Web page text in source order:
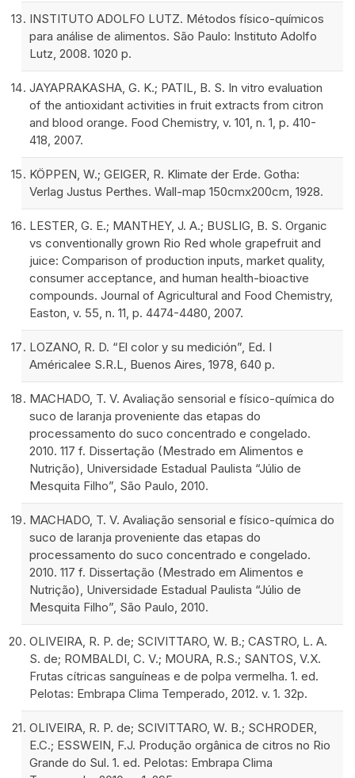
INSTITUTO ADOLFO LUTZ. Métodos físico-químicos
para análise de alimentos. São Paulo: Instituto Adolfo
Lutz, 2008. 1020 p.
JAYAPRAKASHA, G. K.; PATIL, B. S. In vitro evaluation
of the antioxidant activities in fruit extracts from citron
and blood orange. Food Chemistry, v. 101, n. 1, p. 410-
418, 2007.
KÖPPEN, W.; GEIGER, R. Klimate der Erde. Gotha:
Verlag Justus Perthes. Wall-map 150cmx200cm, 1928.
LESTER, G. E.; MANTHEY, J. A.; BUSLIG, B. S. Organic
vs conventionally grown Rio Red whole grapefruit and
juice: Comparison of production inputs, market quality,
consumer acceptance, and human health-bioactive
compounds. Journal of Agricultural and Food Chemistry,
Easton, v. 55, n. 11, p. 4474-4480, 2007.
LOZANO, R. D. “El color y su medición”, Ed. I
Américalee S.R.L, Buenos Aires, 1978, 640 p.
MACHADO, T. V. Avaliação sensorial e físico-química do
suco de laranja proveniente das etapas do
processamento do suco concentrado e congelado.
2010. 117 f. Dissertação (Mestrado em Alimentos e
Nutrição), Universidade Estadual Paulista “Júlio de
Mesquita Filho”, São Paulo, 2010.
MACHADO, T. V. Avaliação sensorial e físico-química do
suco de laranja proveniente das etapas do
processamento do suco concentrado e congelado.
2010. 117 f. Dissertação (Mestrado em Alimentos e
Nutrição), Universidade Estadual Paulista “Júlio de
Mesquita Filho”, São Paulo, 2010.
OLIVEIRA, R. P. de; SCIVITTARO, W. B.; CASTRO, L. A.
S. de; ROMBALDI, C. V.; MOURA, R.S.; SANTOS, V.X.
Frutas cítricas sanguíneas e de polpa vermelha. 1. ed.
Pelotas: Embrapa Clima Temperado, 2012. v. 1. 32p.
OLIVEIRA, R. P. de; SCIVITTARO, W. B.; SCHRODER,
E.C.; ESSWEIN, F.J. Produção orgânica de citros no Rio
Grande do Sul. 1. ed. Pelotas: Embrapa Clima